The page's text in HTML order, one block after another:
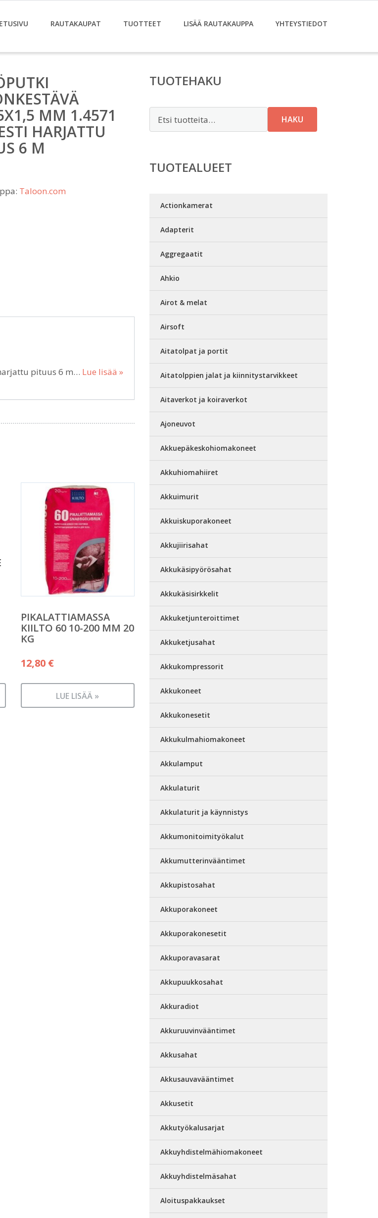
ETUSIVU RAUTAKAUPAT TUOTTEET LISÄÄ RAUTAKAUPPA YHTEYSTIEDOT
MM 1.4571
HARJATTU
6 M
Taloon.com
pituus 6 m… Lue lisää »
PIKALATTIAMASSA
KIILTO 60 10-200 MM 20
KG
12,80 €
LUE LISÄÄ »
TUOTEHAKU
HAKU
TUOTEALUEET
Actionkamerat
Adapterit
Aggregaatit
Ahkio
Airot & melat
Airsoft
Aitatolpat ja portit
Aitatolppien jalat ja kiinnitystarvikkeet
Aitaverkot ja koiraverkot
Ajoneuvot
Akkuepäkeskohiomakoneet
Akkuhiomahiiret
Akkuimurit
Akkuiskuporakoneet
Akkujiirisahat
Akkukäsipyörösahat
Akkukäsisirkkelit
Akkuketjunteroittimet
Akkuketjusahat
Akkukompressorit
Akkukoneet
Akkukonesetit
Akkukulmahiomakoneet
Akkulamput
Akkulaturit
Akkulaturit ja käynnistys
Akkumonitoimityökalut
Akkumutterinvääntimet
Akkupistosahat
Akkuporakoneet
Akkuporakonesetit
Akkuporavasarat
Akkupuukkosahat
Akkuradiot
Akkuruuvinvääntimet
Akkusahat
Akkusauvavääntimet
Akkusetit
Akkutyökalusarjat
Akkuyhdistelmähiomakoneet
Akkuyhdistelmäsahat
Aloituspakkaukset